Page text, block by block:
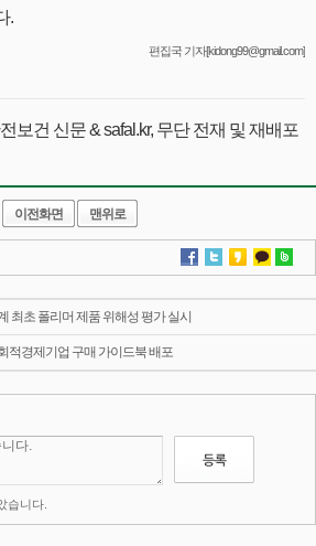
.
편집국 기자[kidong99@gmail.com]
보건 신문 & safal.kr, 무단 전재 및 재배포
이전화면 맨위로
최초 폴리머 제품 위해성 평가 실시
적경제기업 구매 가이드북 배포